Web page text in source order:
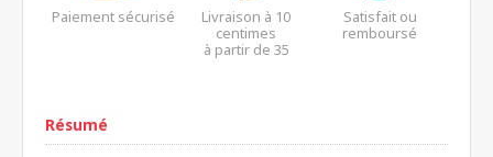
Paiement sécurisé
Livraison à 10
centimes
à partir de 35
Satisfait ou
remboursé
Résumé